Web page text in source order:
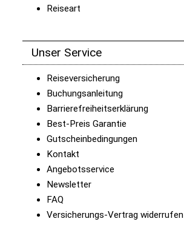
Reiseart
Unser Service
Reiseversicherung
Buchungsanleitung
Barrierefreiheitserklärung
Best-Preis Garantie
Gutscheinbedingungen
Kontakt
Angebotsservice
Newsletter
FAQ
Versicherungs-Vertrag widerrufen